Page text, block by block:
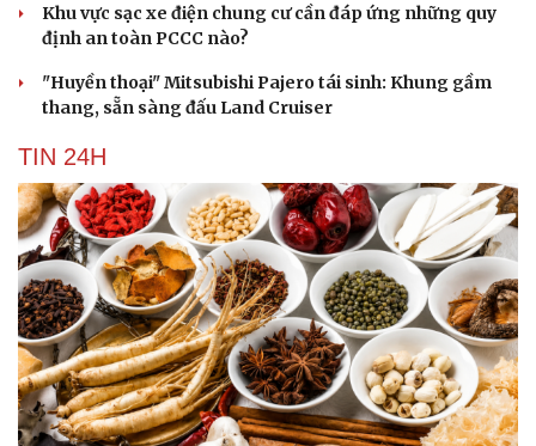
Du lịch
Săn Tour
check-in
Podcast
Cửa sổ tình yêu
Kể chuyện cho bé
Hạt giống tâm hồn
Khu vực sạc xe điện chung cư cần đáp ứng những quy
định an toàn PCCC nào?
"Huyền thoại" Mitsubishi Pajero tái sinh: Khung gầm
thang, sẵn sàng đấu Land Cruiser
TIN 24H